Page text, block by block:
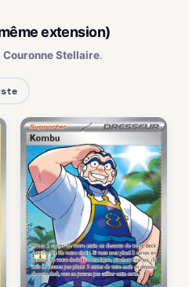
extension)
Couronne Stellaire.